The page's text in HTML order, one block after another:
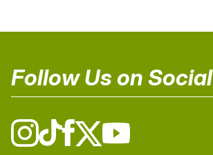
Follow Us on Social